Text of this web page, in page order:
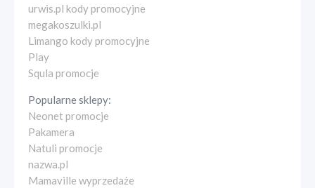
urwis.pl kody promocyjne
megakoszulki.pl
Limango kody promocyjne
Play
Squla promocje
Popularne sklepy:
Neonet promocje
Pakamera
Natuli promocje
nazwa.pl
Mamaville wyprzedaże